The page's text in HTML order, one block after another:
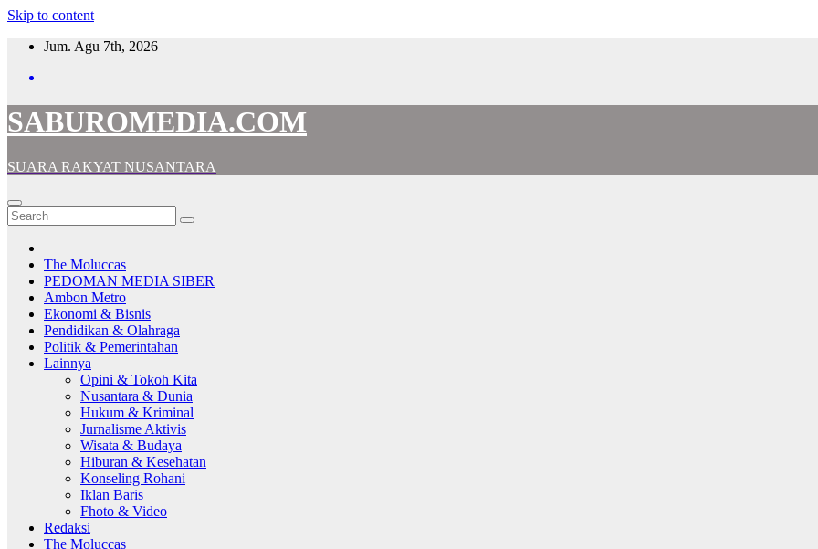
Skip to content
Jum. Agu 7th, 2026
SABUROMEDIA.COM
SUARA RAKYAT NUSANTARA
The Moluccas
PEDOMAN MEDIA SIBER
Ambon Metro
Ekonomi & Bisnis
Pendidikan & Olahraga
Politik & Pemerintahan
Lainnya
Opini & Tokoh Kita
Nusantara & Dunia
Hukum & Kriminal
Jurnalisme Aktivis
Wisata & Budaya
Hiburan & Kesehatan
Konseling Rohani
Iklan Baris
Fhoto & Video
Redaksi
The Moluccas